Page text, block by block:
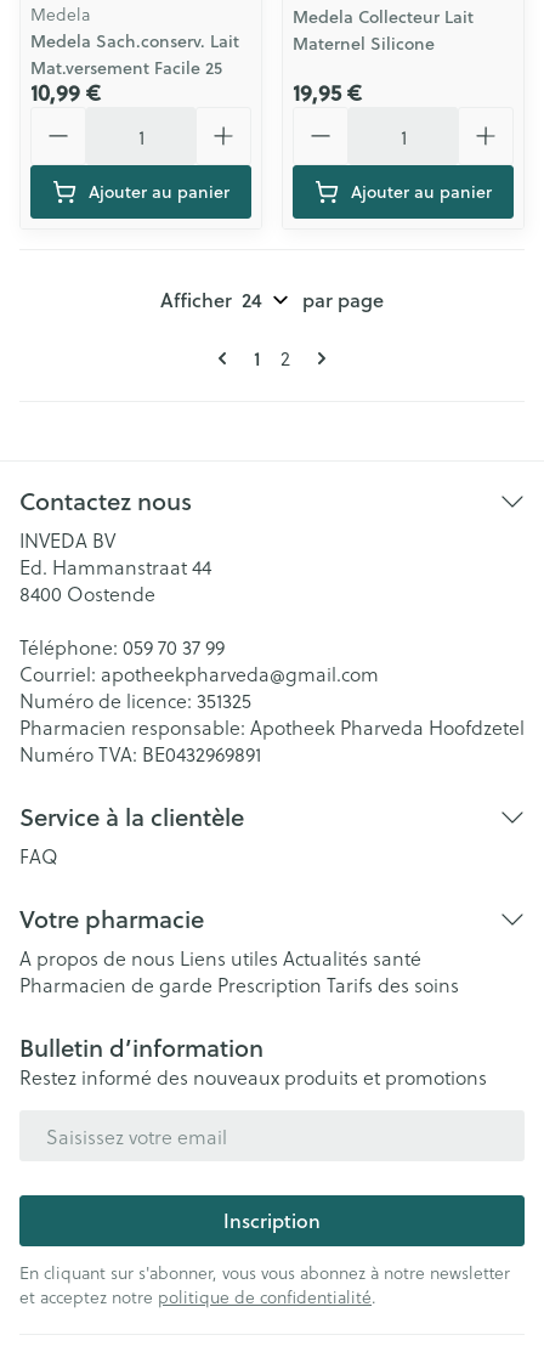
Medela
Medela Sach.conserv. Lait
Mat.versement Facile 25
10,99 €
Ajouter au panier
Medela Collecteur Lait
Maternel Silicone
19,95 €
Ajouter au panier
Pages
Vous lisez actuellement la page
1 Page
2
Afficher par page
Contactez nous
INVEDA BV
Ed. Hammanstraat 44
8400 Oostende
Téléphone: 059 70 37 99
Courriel: apotheekpharveda@gmail.com
Numéro de licence: 351325
Pharmacien responsable: Apotheek Pharveda Hoofdzetel
Numéro TVA: BE0432969891
Service à la clientèle
FAQ
Votre pharmacie
A propos de nous Liens utiles Actualités santé
Pharmacien de garde Prescription Tarifs des soins
Bulletin d’information
Restez informé des nouveaux produits et promotions
Inscription
En cliquant sur s'abonner, vous vous abonnez à notre newsletter
et acceptez notre politique de confidentialité.